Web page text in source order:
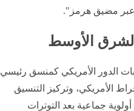
عبر مضيق هرمز".
الأوسط
الدور الأمريكي كمنسق رئيسي
الأمريكي، وتركيز التنسيق
جماعية بعد التوترات